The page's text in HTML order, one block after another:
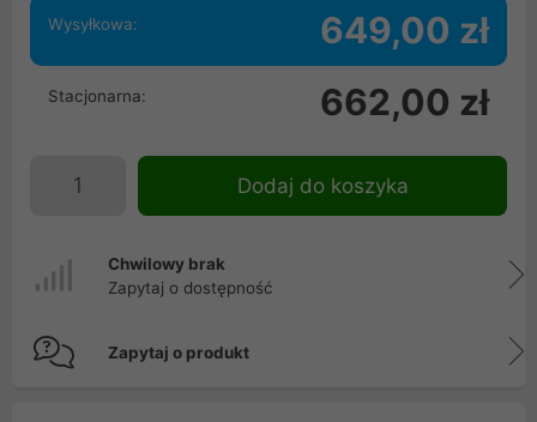
Wysyłkowa: 649,00 zł
Stacjonarna: 662,00 zł
Dodaj do koszyka
Chwilowy brak
Zapytaj o dostępność
Zapytaj o produkt